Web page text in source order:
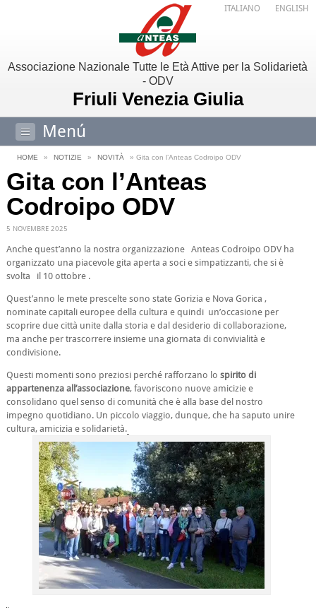
Associazione Nazionale Tutte le Età Attive per la Solidarietà
- ODV
Friuli Venezia Giulia
Menú
ITALIANO ENGLISH
HOME » NOTIZIE » NOVITÀ » Gita con l’Anteas Codroipo ODV
Gita con l’Anteas
Codroipo ODV
5 NOVEMBRE 2025
Anche quest’anno la nostra organizzazione Anteas Codroipo ODV ha
organizzato una piacevole gita aperta a soci e simpatizzanti, che si è
svolta il 10 ottobre .
Quest’anno le mete prescelte sono state Gorizia e Nova Gorica ,
nominate capitali europee della cultura e quindi un’occasione per
scoprire due città unite dalla storia e dal desiderio di collaborazione,
ma anche per trascorrere insieme una giornata di convivialità e
condivisione.
Questi momenti sono preziosi perché rafforzano lo spirito di
appartenenza all’associazione, favoriscono nuove amicizie e
consolidano quel senso di comunità che è alla base del nostro
impegno quotidiano. Un piccolo viaggio, dunque, che ha saputo unire
cultura, amicizia e solidarietà.